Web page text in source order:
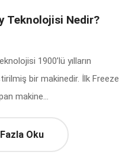
Teknolojisi Nedir?
1900’lü yılların
bir makinedir. İlk Freeze
makine...
Oku